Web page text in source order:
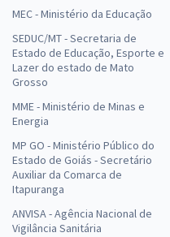
MEC - Ministério da Educação
SEDUC/MT - Secretaria de
Estado de Educação, Esporte e
Lazer do estado de Mato
Grosso
MME - Ministério de Minas e
Energia
MP GO - Ministério Público do
Estado de Goiás - Secretário
Auxiliar da Comarca de
Itapuranga
ANVISA - Agência Nacional de
Vigilância Sanitária